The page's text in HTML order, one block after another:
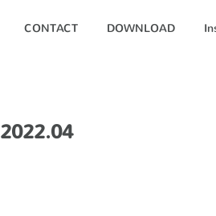
CONTACT DOWNLOAD
2022.04